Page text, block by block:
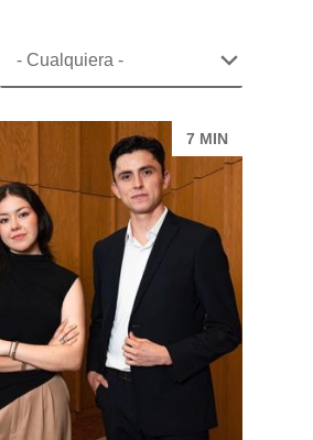
7 MIN